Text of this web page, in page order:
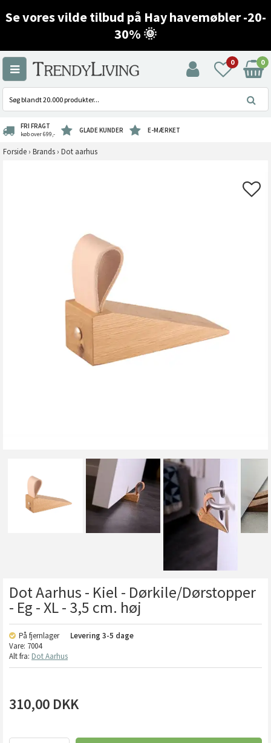
Se vores vilde tilbud på Hay havemøbler -20-
30% 🌞
0 0
FRI FRAGT
køb over 699,- GLADE KUNDER E-MÆRKET
Forside › Brands › Dot aarhus
Dot Aarhus - Kiel - Dørkile/Dørstopper
- Eg - XL - 3,5 cm. høj
På fjernlager Levering 3-5 dage
Vare: 7004
Alt fra: Dot Aarhus
310,00 DKK